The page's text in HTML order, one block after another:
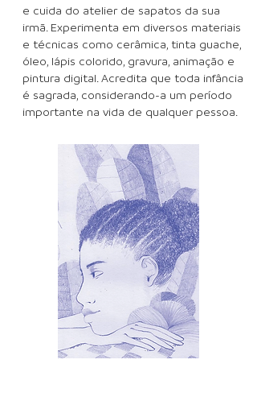
e cuida do atelier de sapatos da sua
irmã. Experimenta em diversos materiais
e técnicas como cerâmica, tinta guache,
óleo, lápis colorido, gravura, animação e
pintura digital. Acredita que toda infância
é sagrada, considerando-a um período
importante na vida de qualquer pessoa.